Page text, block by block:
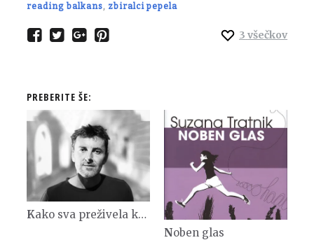
reading balkans, zbiralci pepela
3 všečkov
PREBERITE ŠE:
Kako sva preživela konec sveta
Noben glas